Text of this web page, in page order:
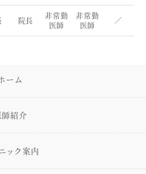
院長
非常勤
医師
非常勤
医師
／
ーム
師紹介
ック案内